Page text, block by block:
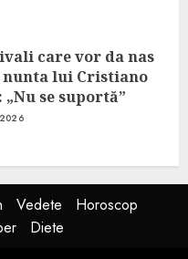
care vor da nas
nunta lui Cristiano
„Nu se suportă”
Vedete
Horoscop
Diete